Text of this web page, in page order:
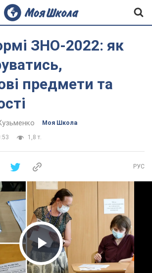
ЗНО-2022: як
предмети та
Моя Школа
1,8 т.
РУС
Play Video